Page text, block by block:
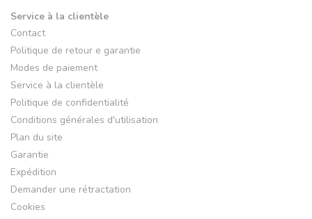
Service à la clientèle
Contact
Politique de retour e garantie
Modes de paiement
Service à la clientèle
Politique de confidentialité
Conditions générales d'utilisation
Plan du site
Garantie
Expédition
Demander une rétractation
Cookies